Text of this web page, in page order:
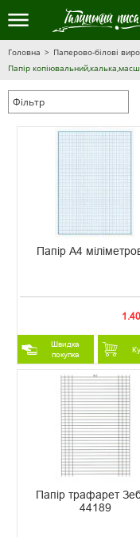
Головна Паперово-білові
Папір
Фільтр
Папір А4
Швидка
покупка
Папір трафарет
44189